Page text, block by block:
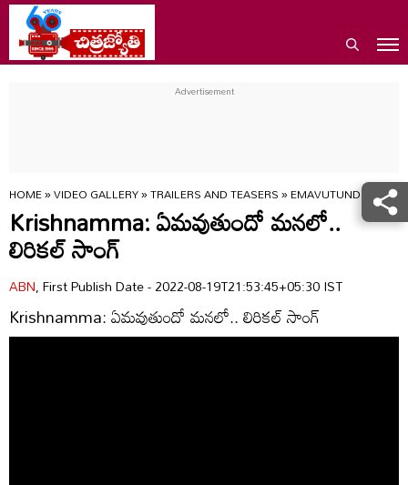
HOME»VIDEO GALLERY»TRAILERS AND TEASERS»EMAVUTUNDO
Krishnamma: ఏమవుతుందో మనలో..
లిరికల్ సాంగ్
ABN, First Publish Date - 2022-08-19T21:53:45+05:30 IST
Krishnamma: ఏమవుతుందో మనలో.. లిరికల్ సాంగ్